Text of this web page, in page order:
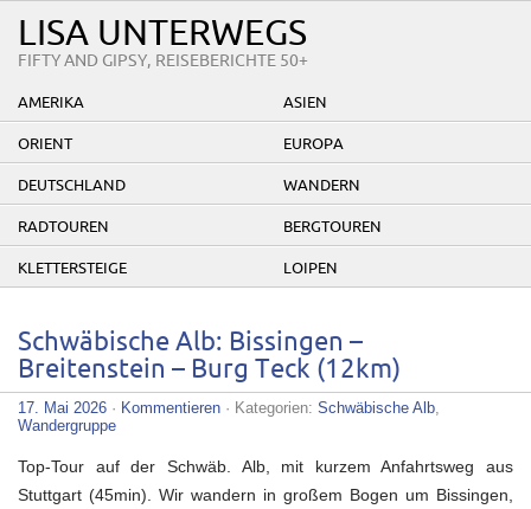
LISA UNTERWEGS
FIFTY AND GIPSY, REISEBERICHTE 50+
AMERIKA ASIEN
ORIENT EUROPA
DEUTSCHLAND WANDERN
RADTOUREN BERGTOUREN
KLETTERSTEIGE LOIPEN
Schwäbische Alb: Bissingen –
Breitenstein – Burg Teck (12km)
17. Mai 2026 · Kommentieren · Kategorien: Schwäbische Alb,
Wandergruppe
Top-Tour auf der Schwäb. Alb, mit kurzem Anfahrtsweg aus
Stuttgart (45min). Wir wandern in großem Bogen um Bissingen,